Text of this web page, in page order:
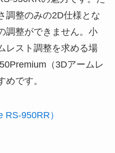
調整のみの2D仕様とな
調整ができません。小
レスト調整を求める場
（3Dアームレ
めです。
950RR）